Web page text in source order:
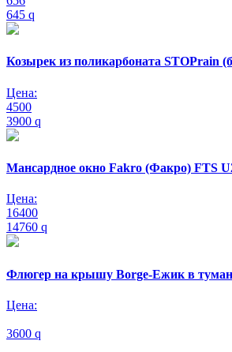
645 q
Козырек из поликарбоната STOPrain
Цена:
4500
3900 q
Мансардное окно Fakro (Факро) FTS
Цена:
16400
14760 q
Флюгер на крышу Borge-Ежик в
Цена:
3600 q